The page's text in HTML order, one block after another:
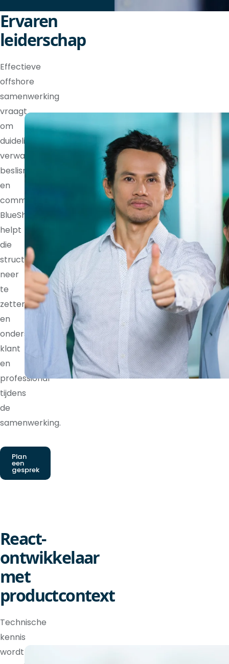
Ervaren
leiderschap
Effectieve
offshore
samenwerking
vraagt
om
duidelijke
verwachtingen,
beslisrechten
en
communicatieritmes.
BlueShores
helpt
die
structuur
neer
te
zetten
en
ondersteunt
klant
en
professional
tijdens
de
samenwerking.
Plan
een
gesprek
React-
ontwikkelaar
met
productcontext
Technische
kennis
wordt